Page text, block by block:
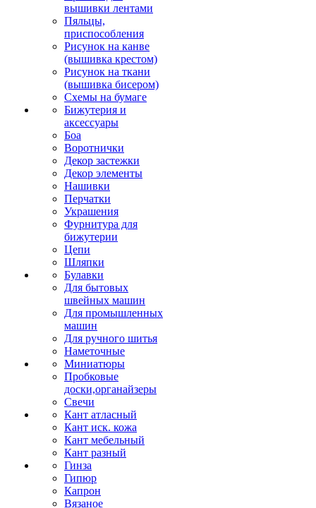
вышивки лентами
Пяльцы,
приспособления
Рисунок на канве
(вышивка крестом)
Рисунок на ткани
(вышивка бисером)
Схемы на бумаге
Бижутерия и
аксессуары
Боа
Воротнички
Декор застежки
Декор элементы
Нашивки
Перчатки
Украшения
Фурнитура для
бижутерии
Цепи
Шляпки
Булавки
Для бытовых
швейных машин
Для промышленных
машин
Для ручного шитья
Наметочные
Миниатюры
Пробковые
доски,органайзеры
Свечи
Кант атласный
Кант иск. кожа
Кант мебельный
Кант разный
Гинза
Гипюр
Капрон
Вязаное